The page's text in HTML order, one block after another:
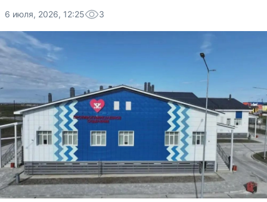
6 июля, 2026, 12:25 3